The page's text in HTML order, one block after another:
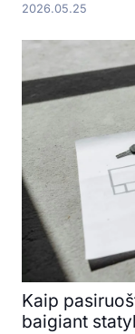
2026.05.25
Kaip
baigiant